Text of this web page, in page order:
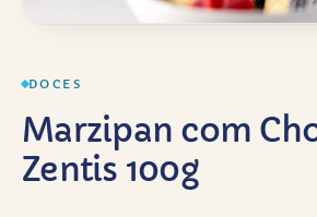
DOCES
Marzipan com
Zentis 100g